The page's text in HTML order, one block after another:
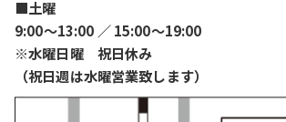
■土曜
9:00〜13:00 ／ 15:00〜19:00
※水曜日曜 祝日休み
（祝日週は水曜営業致します）